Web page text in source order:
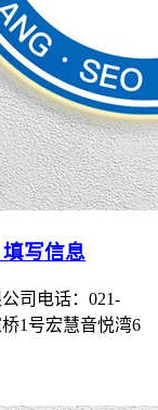
写信息
司电话：021-
1号宏慧音悦湾6